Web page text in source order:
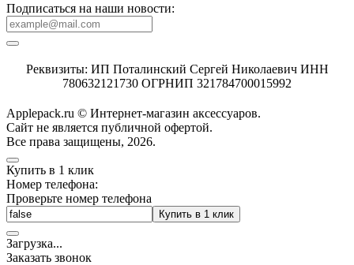
Подписаться на наши новости:
Реквизиты: ИП Поталинский Сергей Николаевич ИНН
780632121730 ОГРНИП 321784700015992
Applepack.ru © Интернет-магазин аксессуаров.
Cайт не является публичной офертой.
Все права защищены, 2026.
Купить в 1 клик
Номер телефона:
Проверьте номер телефона
Купить в 1 клик
Загрузка...
Заказать звонок